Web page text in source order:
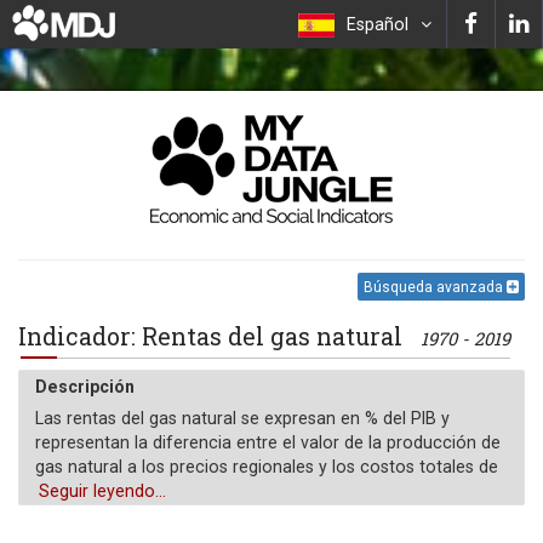
Español
Búsqueda avanzada
Indicador: Rentas del gas natural 1970 - 2019
Descripción
Las rentas del gas natural se expresan en % del PIB y
representan la diferencia entre el valor de la producción de
gas natural a los precios regionales y los costos totales de
producción.
Seguir leyendo...